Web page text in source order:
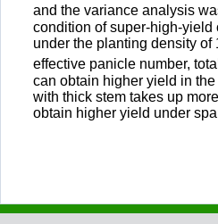
and the variance analysis
condition of super-high-
under the planting density
effective panicle number,
can obtain higher yield in
with thick stem takes up
obtain higher yield under